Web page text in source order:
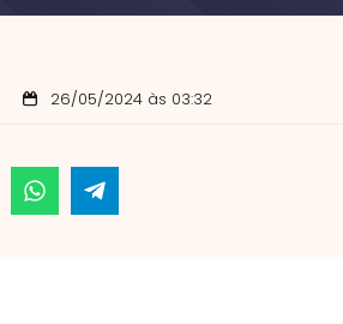
26/05/2024 às 03:32